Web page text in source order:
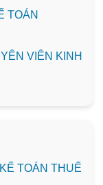
TOÁN
VIÊN KINH
TOÁN THUẾ